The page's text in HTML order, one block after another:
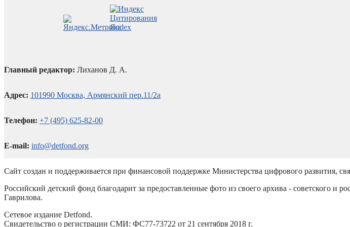
Главный редактор: Лиханов Д. А.
Адрес: 101990 Москва, Армянский пер.11/2а
Телефон: +7 (495) 625-82-00
E-mail: info@detfond.org
Сайт создан и поддерживается при финансовой поддержке Министерства цифрового развития,
Российский детский фонд благодарит за предоставленные фото из своего архива - советского и
Гаврилова.
Сетевое издание Detfond.
Свидетельство о регистрации СМИ: ФС77-73722 от 21 сентября 2018 г.